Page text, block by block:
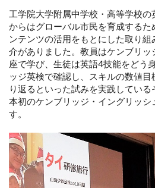
工学院大学附属中学校・高等学校
からはグローバル市民を育成するた
ンテンツの活用をもとにした取り
介がありました。教員はケンブリ
座で学び、生徒は英語4技能をどう
ッジ英検で確認し、スキルの数値
り返るといった試みを実践してい
本初のケンブリッジ・イングリッ
す。